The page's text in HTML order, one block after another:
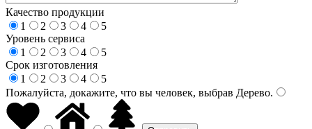
Качество продукции
1
2 3 4
5
Уровень сервиса
1
2 3 4
5
Срок изготовления
1
2 3 4
5
Пожалуйста, докажите, что вы человек, выбрав Дерево.